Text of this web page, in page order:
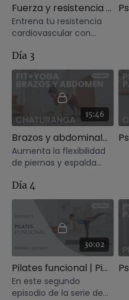
Fuerza y resistencia | Cardio baja intensidad
Entrena tu resistencia
cardiovascular con
Día 3
15:46
Brazos y abdominales. FIT+Yoga con Xuan Lan
Aumenta la flexibilidad
de piernas y espalda
con Xuan Lan.
Día 4
30:02
Pilates funcional | Piernas y glúteos
En este segundo
episodio de la serie de